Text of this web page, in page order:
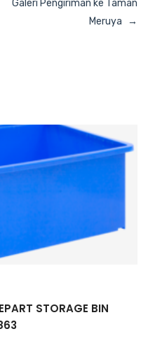
Galeri Pengiriman ke Taman
Meruya
STORAGE BIN